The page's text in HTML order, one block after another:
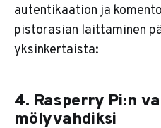
autentikaation ja
pistorasian laittaminen
yksinkertaista:
4. Rasperry Pi:n
mölyvahdiksi